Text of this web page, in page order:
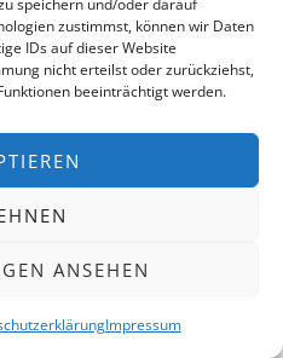
speichern und/oder darauf
zustimmst, können wir Daten
IDs auf dieser Website
nicht erteilst oder zurückziehst,
beeinträchtigt werden.
ANSEHEN
Impressum